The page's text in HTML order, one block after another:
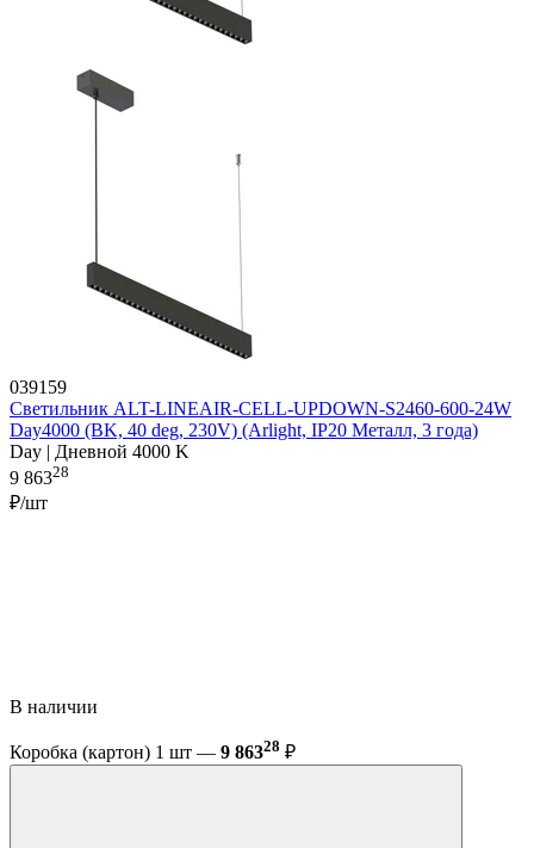
039159
Светильник ALT-LINEAIR-CELL-UPDOWN-S2460-600-24W
Day4000 (BK, 40 deg, 230V) (Arlight, IP20 Металл, 3 года)
Day | Дневной 4000 K
9 86328
₽/шт
В наличии
Коробка (картон) 1 шт — 9 86328 ₽